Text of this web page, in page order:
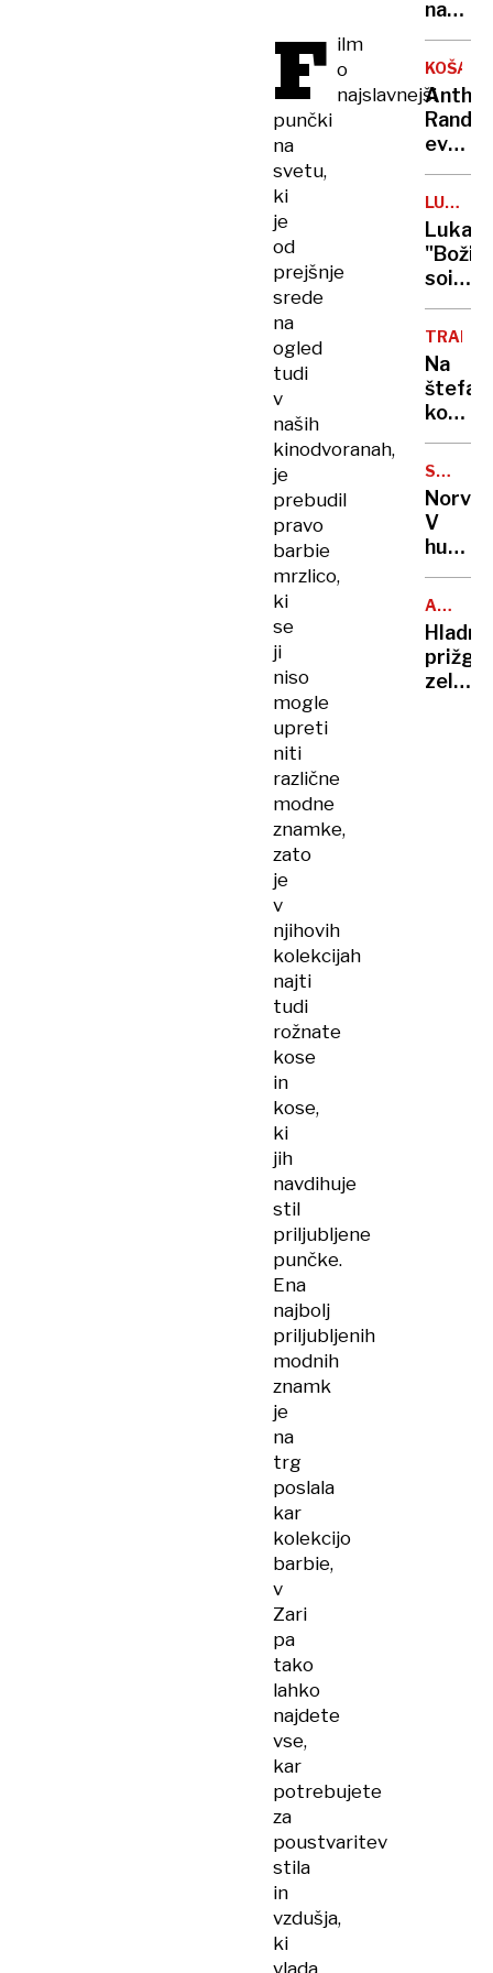
F ilm
o
najslavnejši
punčki
na
svetu,
ki
je
od
prejšnje
srede
na
ogled
tudi
v
naših
kinodvoranah,
je
prebudil
pravo
barbie
mrzlico,
ki
se
ji
niso
mogle
upreti
niti
različne
modne
znamke,
zato
je
v
njihovih
kolekcijah
najti
tudi
rožnate
kose
in
kose,
ki
jih
navdihuje
stil
priljubljene
punčke.
Ena
najbolj
priljubljenih
modnih
znamk
je
na
trg
poslala
kar
kolekcijo
barbie,
v
Zari
pa
tako
lahko
najdete
vse,
kar
potrebujete
za
poustvaritev
stila
in
vzdušja,
ki
našli
napad
na
Jemen,
ko
se je
tam
mudil
WHO
prvak
s
leta
2017:
da si
je
LUKA
DONČIĆ
Luka
in
Dallasa
obdaril
Na
konji
dobili
SNEŽNI
ZAMETI
V
hudi
trije
mrtvi
ALPSKO
prižgal
zeleno